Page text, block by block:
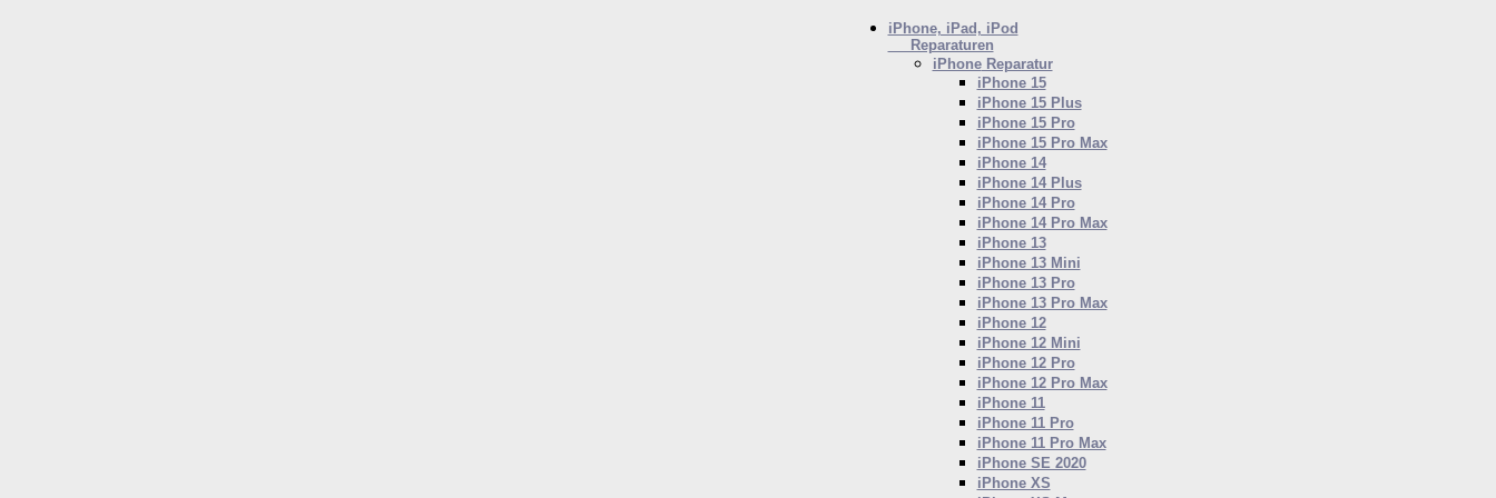
iPhone, iPad, iPod
Reparaturen
iPhoneReparatur
iPhone 15
iPhone 15 Plus
iPhone 15 Pro
iPhone 15 Pro Max
iPhone 14
iPhone 14 Plus
iPhone 14 Pro
iPhone 14 Pro Max
iPhone 13
iPhone 13 Mini
iPhone 13 Pro
iPhone 13 Pro Max
iPhone 12
iPhone 12 Mini
iPhone 12 Pro
iPhone 12 Pro Max
iPhone 11
iPhone 11 Pro
iPhone 11 Pro Max
iPhone SE 2020
iPhone XS